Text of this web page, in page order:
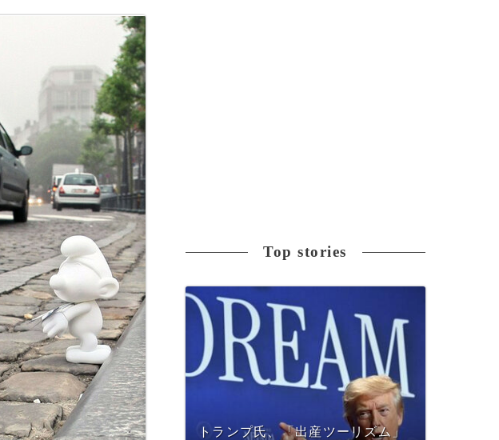
Top stories
トランプ氏、「出産ツーリズム」